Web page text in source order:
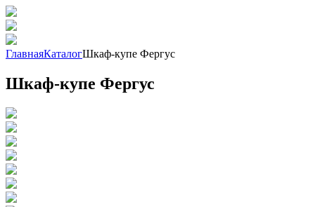
ГлавнаяКаталогШкаф-купе Фергус
Шкаф-купе Фергус